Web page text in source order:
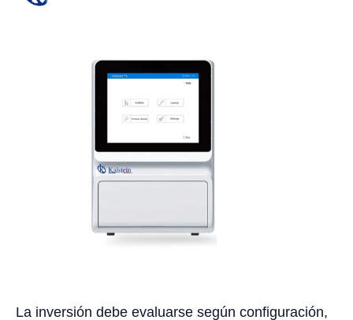
La inversión debe evaluarse según configuración,